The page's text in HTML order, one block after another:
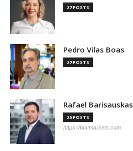
27 POSTS
Pedro Vilas Boas
27 POSTS
Rafael Barisauskas
25 POSTS
https://fastmarkets.com